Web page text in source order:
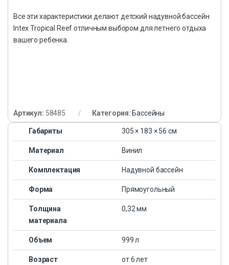
Все эти характеристики делают детский надувной бассейн
Intex Tropical Reef отличным выбором для летнего отдыха
вашего ребенка.
Артикул: 58485 Категория: Бассейны
Габариты 305 × 183 × 56 см
Материал Винил
Комплектация Надувной бассейн
Форма Прямоугольный
Толщина
материала
0,32 мм
Объем 999 л
Возраст от 6 лет